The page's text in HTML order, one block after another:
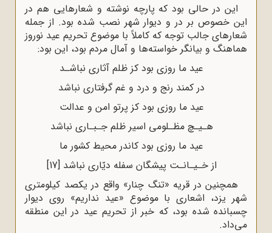
این در حالی بود که پارچه ‌نوشته و شعارهایی هم در
این‌ خصوص بر در و دیوار شهر نصب شده‌ بود. از جمله
شعارهای جالب توجه که کاملاً با موضوع تحریم عید نوروز
هماهنگ و بیانگر خواسته‌‌ها و آمال مردم بود، این بود:
عید ما روزی بود کز ظلم آثاری نباشـد
در کمند رنج و درد و غم گرفتاری نباشد
عید ما روزی بود کز پرتو امن و عدالت
هـیـچ مظـلومی اسیر ظلم جـبـاری نباشد
عید ما روزی بود کاندر محیط کشور ما
از خـیـانـت پیشگان سفله دیّاری نباشد [17]
همچنین در قریه «تنگ چنار» واقع در یکصد کیلومترى
شهر یزد، اشعاری با موضوع «عید نداریم» روى دیوار
چسبانده شده بود، که خبر از تحریم عید در این منطقه
می‌داد.